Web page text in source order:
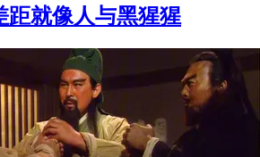
距就像人与黑猩猩